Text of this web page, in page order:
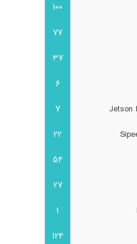
100
77
37
6
7
22
54
27
1
124